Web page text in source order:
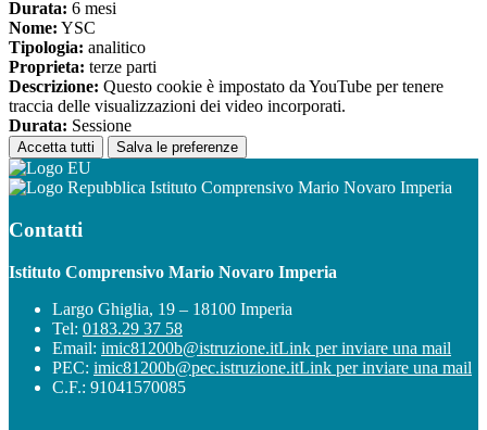
Durata: 6 mesi
Nome: YSC
Tipologia: analitico
Proprieta: terze parti
Descrizione: Questo cookie è impostato da YouTube per tenere
traccia delle visualizzazioni dei video incorporati.
Durata: Sessione
Accetta tutti Salva le preferenze
Istituto Comprensivo Mario Novaro Imperia
Contatti
Istituto Comprensivo Mario Novaro Imperia
Largo Ghiglia, 19 – 18100 Imperia
Tel: 0183.29 37 58
Email: imic81200b@istruzione.itLink per inviare una mail
PEC: imic81200b@pec.istruzione.itLink per inviare una mail
C.F.: 91041570085